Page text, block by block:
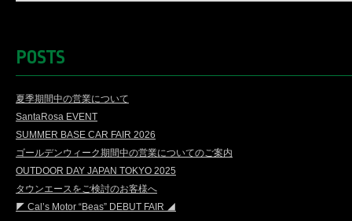
POSTS
夏季期間中の営業について
SantaRosa EVENT
SUMMER BASE CAR FAIR 2026
ゴールデンウィーク期間中の営業についてのご案内
OUTDOOR DAY JAPAN TOKYO 2025
タウンエースをご検討のお客様へ
◤ Cal’s Motor “Beas” DEBUT FAIR ◢